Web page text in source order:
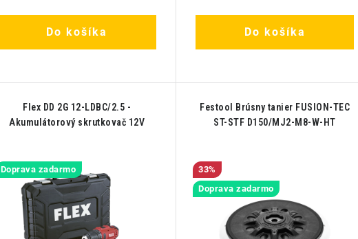
Do košíka Do košíka
Flex DD 2G 12-LDBC/2.5 -
Akumulátorový skrutkovač 12V
Doprava zadarmo
Festool Brúsny tanier FUSION-TEC
ST-STF D150/MJ2-M8-W-HT
33%
Doprava zadarmo